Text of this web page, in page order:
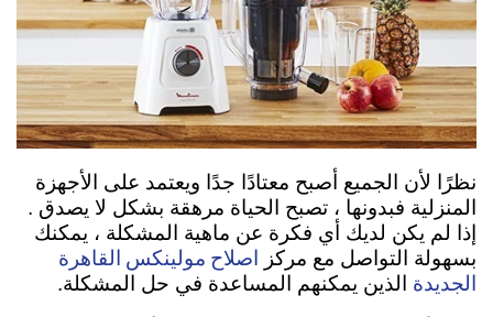
نظرًا لأن الجميع أصبح معتادًا جدًا ويعتمد على الأجهزة
المنزلية فبدونها ، تصبح الحياة مرهقة بشكل لا يصدق .
إذا لم يكن لديك أي فكرة عن ماهية المشكلة ، يمكنك
بسهولة التواصل مع مركز اصلاح مولينكس القاهرة
الجديدة الذين يمكنهم المساعدة في حل المشكلة.